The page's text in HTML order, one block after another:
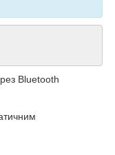
Bluetooth